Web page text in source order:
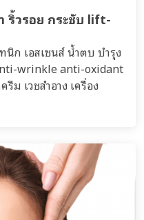
ริ้วรอย กระชับ lift-
นิก เอสเซนส์ น้ำตบ บำรุง
wrinkle anti-oxidant
ม เวชสำอาง เครื่อง